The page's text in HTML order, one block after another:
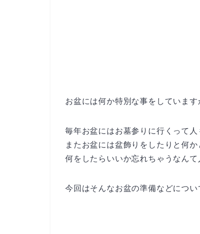
お盆には何か特別な事をしています
毎年お盆にはお墓参りに行くって人
またお盆には盆飾りをしたりと何
何をしたらいいか忘れちゃうなん
今回はそんなお盆の準備などにつ